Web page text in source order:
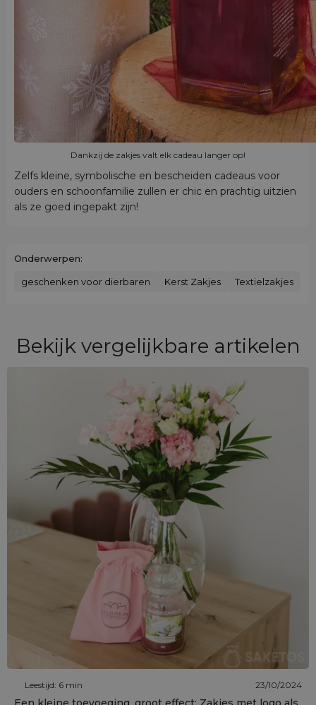
Dankzij de zakjes valt elk cadeau langer op!
Zelfs kleine, symbolische en bescheiden cadeaus voor
ouders en schoonfamilie zullen er chic en prachtig uitzien
als ze goed ingepakt zijn!
Onderwerpen:
geschenken voor dierbaren Kerst Zakjes Textielzakjes
Bekijk vergelijkbare artikelen
Leestijd: 6 min 23/10/2024